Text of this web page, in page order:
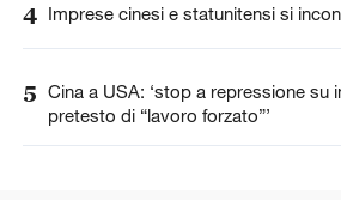
4 Imprese cinesi e statunitensi si
5 Cina a USA: ‘stop a repressione su
pretesto di “lavoro forzato”’